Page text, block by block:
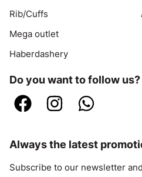
Rib/Cuffs
Mega outlet
Haberdashery
Do you want to follow us?
Always the latest
Subscribe to our newsletter